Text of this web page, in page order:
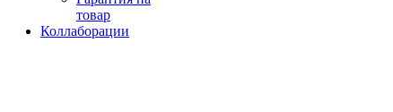
товар
Коллаборации